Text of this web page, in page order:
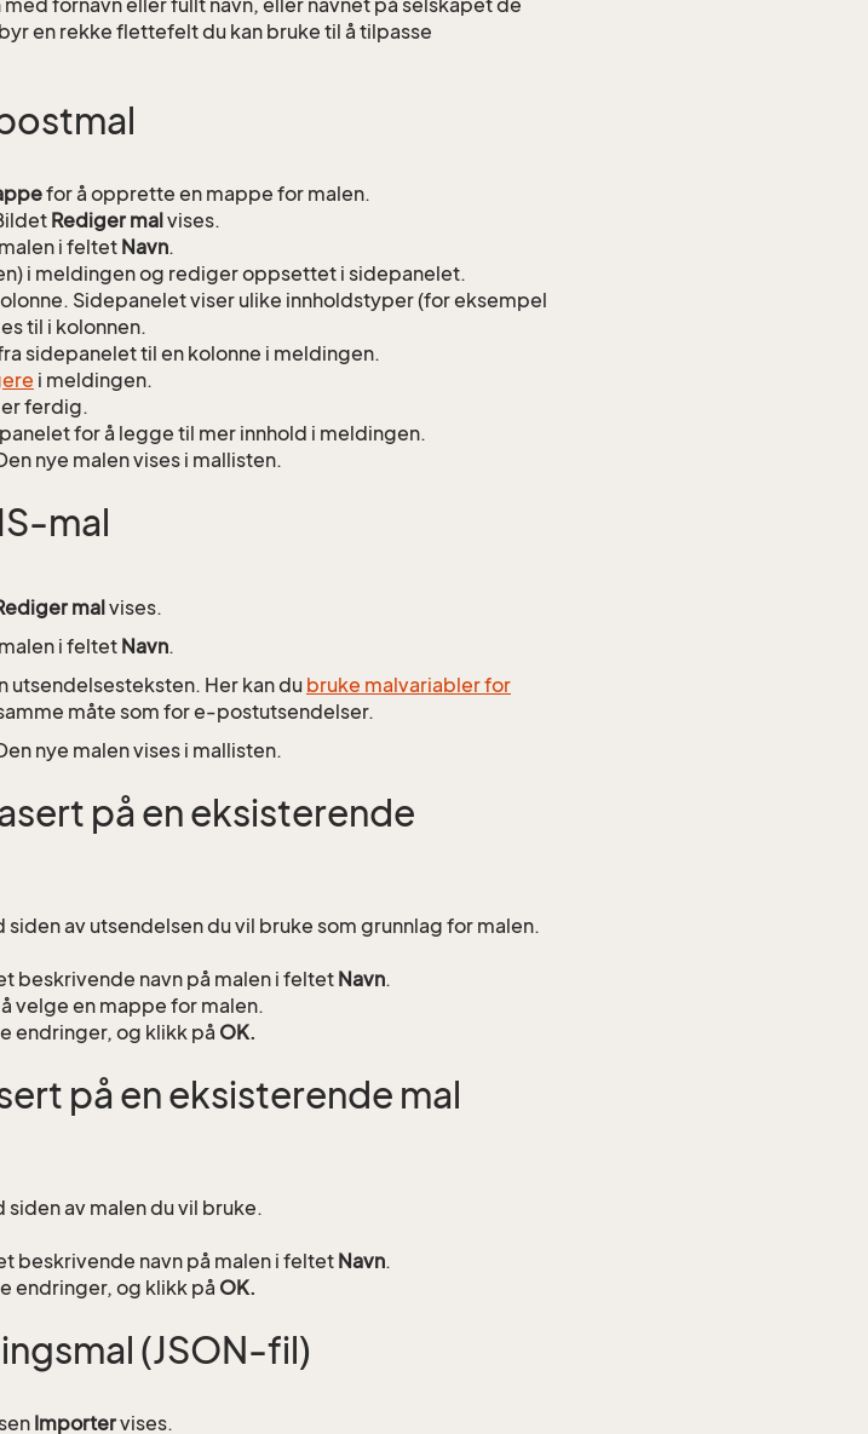
fornavn eller fullt navn, eller navnet på selskapet de
en rekke flettefelt du kan bruke til å tilpasse
for å opprette en mappe for malen.
Rediger mal vises.
i feltet Navn.
i meldingen og rediger oppsettet i sidepanelet.
Sidepanelet viser ulike innholdstyper (for eksempel
til i kolonnen.
sidepanelet til en kolonne i meldingen.
i meldingen.
er ferdig.
for å legge til mer innhold i meldingen.
nye malen vises i mallisten.
mal
malvises.
i feltet Navn.
utsendelsesteksten. Her kan dubruke malvariabler for
måte som for e-postutsendelser.
nye malen vises i mallisten.
på en eksisterende
siden av utsendelsen du vil bruke som grunnlag for malen.
beskrivende navn på malen i feltet Navn.
velge en mappe for malen.
endringer, og klikk på OK.
på en eksisterende mal
av malen du vil bruke.
beskrivende navn på malen i feltet Navn.
endringer, og klikk på OK.
(JSON-fil)
Importervises.